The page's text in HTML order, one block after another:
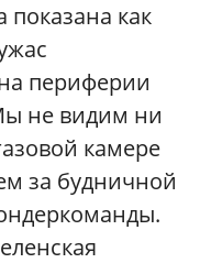
показана как
периферии
не видим ни
камере
за будничной